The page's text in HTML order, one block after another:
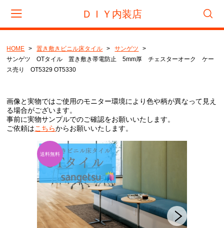
ＤＩＹ内装店
フロアタイル
サンゲツ
タジマ
置き敷きビニル床タイル
リフォームタイル
HOME 置き敷きビニル床タイル
サンゲツ
サンゲツ OTタイル 置き敷き帯電防止 5mm厚 チェスターオーク ケー
ス売り OT5329 OT5330
画像と実物ではご使用のモニター環境により色や柄が異なって見え
る場合がございます。
事前に実物サンプルでのご確認をお願いいたします。
ご依頼はこちらからお願いいたします。